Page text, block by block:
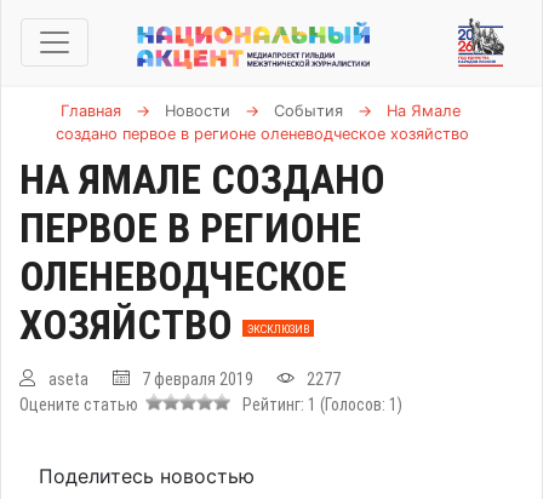
Главная → Новости → События →
На Ямале
создано первое в регионе оленеводческое хозяйство
НА ЯМАЛЕ СОЗДАНО
ПЕРВОЕ В РЕГИОНЕ
ОЛЕНЕВОДЧЕСКОЕ
ХОЗЯЙСТВО
ЭКСКЛЮЗИВ
aseta 7 февраля 2019
2277
Оцените статью
Рейтинг: 1 (Голосов: 1 )
Поделитесь новостью